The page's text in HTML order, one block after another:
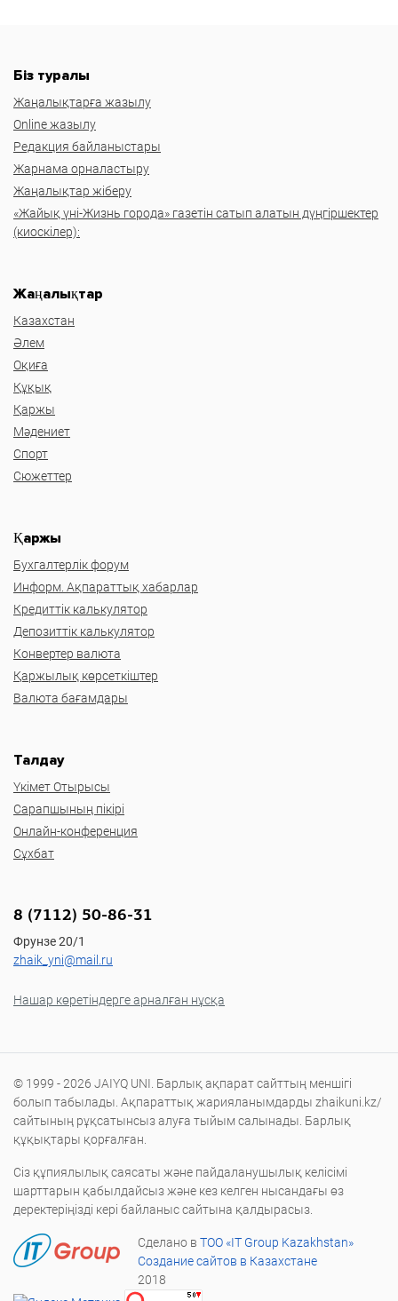
Біз туралы
Жаңалықтарға жазылу
Online жазылу
Редакция байланыстары
Жарнама орналастыру
Жаңалықтар жіберу
«Жайық үні-Жизнь города» газетін сатып алатын дүңгіршектер
(киоскілер):
Жаңалықтар
Казахстан
Әлем
Оқиға
Құқық
Қаржы
Мәдениет
Спорт
Сюжеттер
Қаржы
Бухгалтерлік форум
Информ. Ақпараттық хабарлар
Кредиттік калькулятор
Депозиттік калькулятор
Конвертер валюта
Қаржылық көрсеткіштер
Валюта бағамдары
Талдау
Үкімет Отырысы
Сарапшының пікірі
Онлайн-конференция
Сұхбат
8 (7112) 50-86-31
Фрунзе 20/1
zhaik_yni@mail.ru
Нашар көретіндерге арналған нұсқа
© 1999 - 2026 JAIYQ UNI. Барлық ақпарат сайттың меншігі
болып табылады. Ақпараттық жарияланымдарды zhaikuni.kz/
сайтының рұқсатынсыз алуға тыйым салынады. Барлық
құқықтары қорғалған.
Сіз құпиялылық саясаты және пайдаланушылық келісімі
шарттарын қабылдайсыз және кез келген нысандағы өз
деректеріңізді кері байланыс сайтына қалдырасыз.
Сделано в ТОО «IT Group Kazakhstan»
Создание сайтов в Казахстане
2018